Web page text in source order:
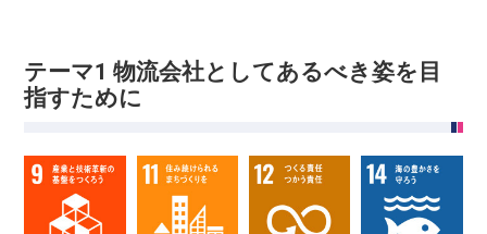
テーマ1 物流会社としてあるべき姿を目
指すために